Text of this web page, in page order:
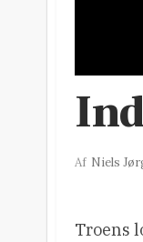
Af Niels
Troens